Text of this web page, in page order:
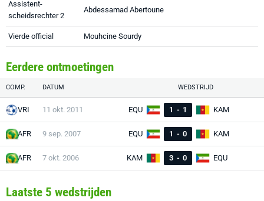
Assistent-
scheidsrechter 2
Abdessamad Abertoune
Vierde official Mouhcine Sourdy
Eerdere ontmoetingen
COMP. DATUM WEDSTRIJD
VRI 11 okt. 2011 EQU 1 - 1 KAM
AFR 9 sep. 2007 EQU 1 - 0 KAM
AFR 7 okt. 2006 KAM 3 - 0 EQU
Laatste 5 wedstrijden